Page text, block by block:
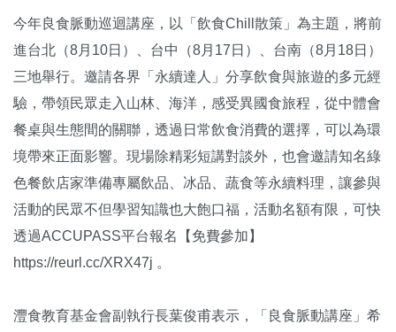
今年良食脈動巡迴講座，以「飲食Chill散策」為主題，將前
進台北（8月10日）、台中（8月17日）、台南（8月18日）
三地舉行。邀請各界「永續達人」分享飲食與旅遊的多元經
驗，帶領民眾走入山林、海洋，感受異國食旅程，從中體會
餐桌與生態間的關聯，透過日常飲食消費的選擇，可以為環
境帶來正面影響。現場除精彩短講對談外，也會邀請知名綠
色餐飲店家準備專屬飲品、冰品、蔬食等永續料理，讓參與
活動的民眾不但學習知識也大飽口福，活動名額有限，可快
透過ACCUPASS平台報名【免費參加】
https://reurl.cc/XRX47j 。
灃食教育基金會副執行長葉俊甫表示，「良食脈動講座」希